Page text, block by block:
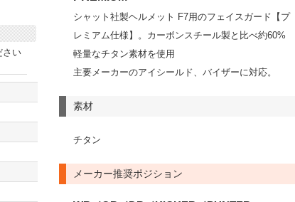
シャット社製ヘルメット F7用のフェイスガード【プ
レミアム仕様】。カーボンスチール製と比べ約60%
軽量なチタン素材を使用
主要メーカーのアイシールド、バイザーに対応。
素材
チタン
メーカー推奨ポジション
さい